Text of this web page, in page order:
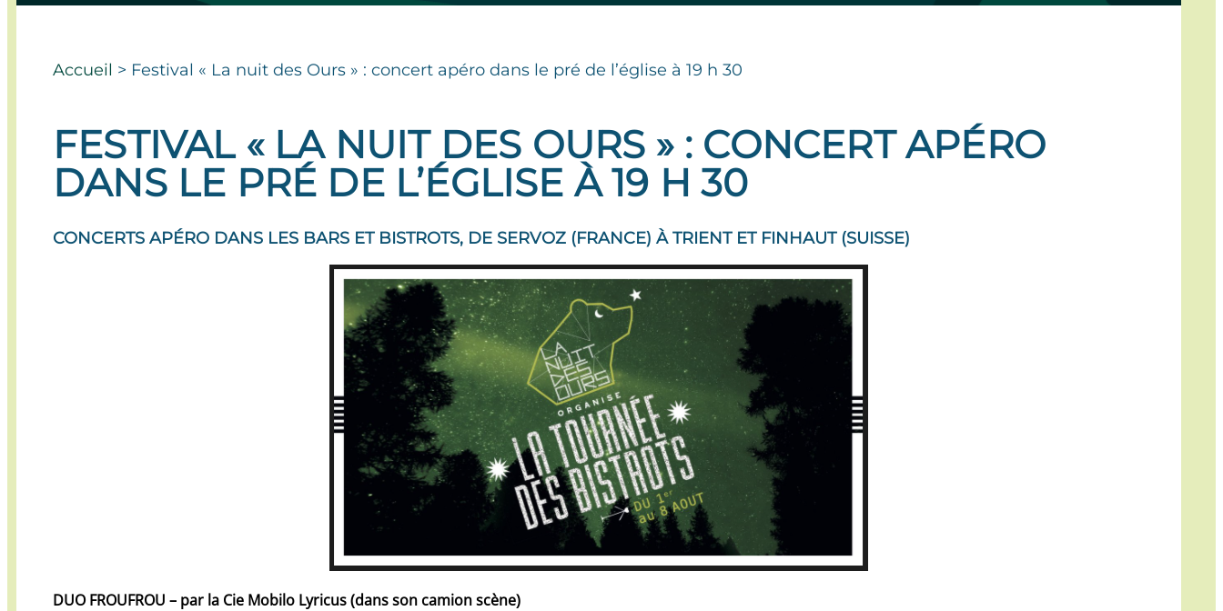
Accueil > Festival « La nuit des Ours » : concert apéro dans le pré de l’église à 19 h 30
FESTIVAL « LA NUIT DES OURS » : CONCERT APÉRO
DANS LE PRÉ DE L’ÉGLISE À 19 H 30
CONCERTS APÉRO DANS LES BARS ET BISTROTS, DE SERVOZ (FRANCE) À TRIENT ET FINHAUT (SUISSE)
DUO FROUFROU – par la Cie Mobilo Lyricus (dans son camion scène)